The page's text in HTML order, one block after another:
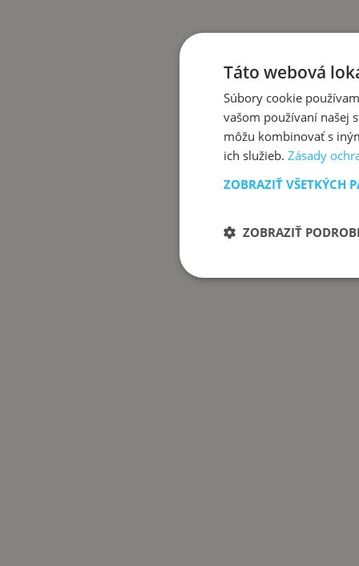
Táto webová
Súbory cookie
vašom používaní našej
môžu kombinovať s
ich služieb. Zásady
ZOBRAZIŤ VŠETKÝCH
ZOBRAZIŤ